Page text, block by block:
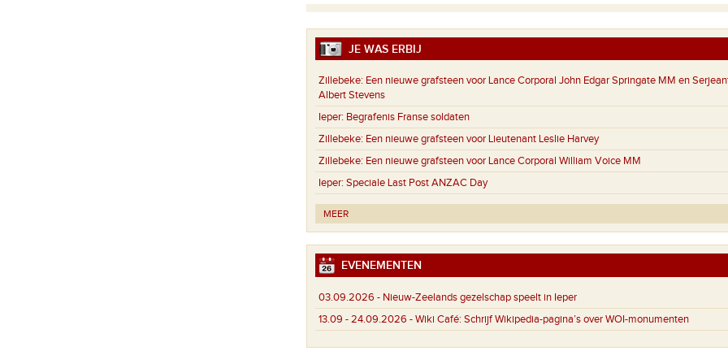
JE WAS ERBIJ
Zillebeke: Een nieuwe grafsteen voor Lance Corporal John Edgar Springate MM en
Albert Stevens
Ieper: Begrafenis Franse soldaten
Zillebeke: Een nieuwe grafsteen voor Lieutenant Leslie Harvey
Zillebeke: Een nieuwe grafsteen voor Lance Corporal William Voice MM
Ieper: Speciale Last Post ANZAC Day
MEER
EVENEMENTEN
03.09.2026 - Nieuw-Zeelands gezelschap speelt in Ieper
13.09 - 24.09.2026 -Wiki Café: Schrijf Wikipedia-pagina’s over WOI-monumenten